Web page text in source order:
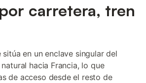
carretera, tren
sitúa en un enclave singular del
hacia Francia, lo que
de acceso desde el resto de